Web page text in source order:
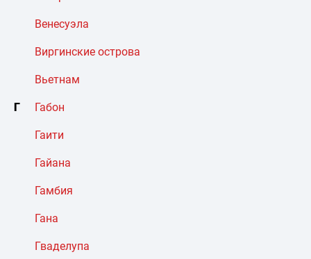
Венесуэла
Виргинские острова
Вьетнам
Г Габон
Гаити
Гайана
Гамбия
Гана
Гваделупа